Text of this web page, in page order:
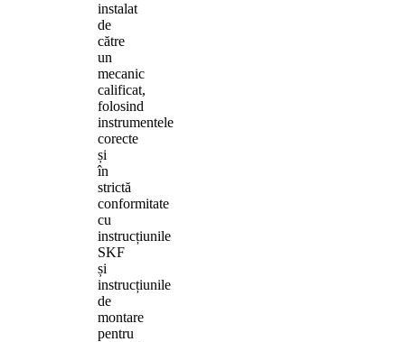
instalat
de
către
un
mecanic
calificat,
folosind
instrumentele
corecte
și
în
strictă
conformitate
cu
instrucțiunile
SKF
și
instrucțiunile
de
montare
pentru